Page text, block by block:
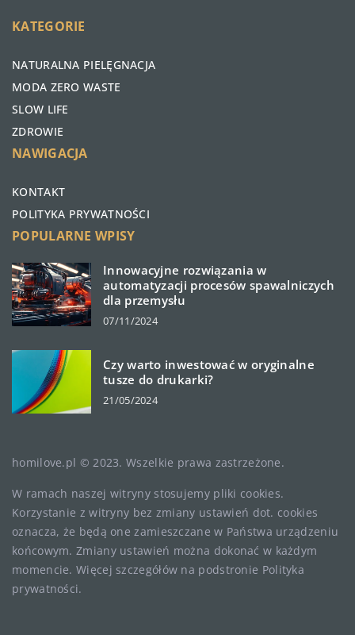
KATEGORIE
NATURALNA PIELĘGNACJA
MODA ZERO WASTE
SLOW LIFE
ZDROWIE
NAWIGACJA
KONTAKT
POLITYKA PRYWATNOŚCI
POPULARNE WPISY
Innowacyjne rozwiązania w
automatyzacji procesów spawalniczych
dla przemysłu
07/11/2024
Czy warto inwestować w oryginalne
tusze do drukarki?
21/05/2024
homilove.pl © 2023. Wszelkie prawa zastrzeżone.
W ramach naszej witryny stosujemy pliki cookies.
Korzystanie z witryny bez zmiany ustawień dot. cookies
oznacza, że będą one zamieszczane w Państwa urządzeniu
końcowym. Zmiany ustawień można dokonać w każdym
momencie. Więcej szczegółów na podstronie Polityka
prywatności.